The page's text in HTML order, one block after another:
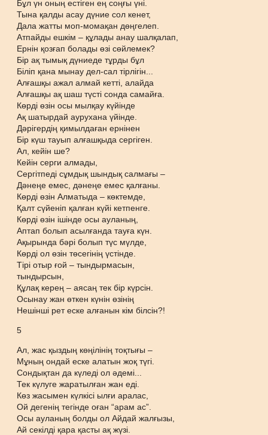
Бұл үн оның естіген ең соңғы үні.
Тына қалды асау дүние сол кенет,
Дала жатты моп-момақан дөңгелеп.
Атпайды ешкім – құлады анау шалқалап,
Ернін қозғап болады өзі сөйлемек?
Бір ақ тымық дүниеде тұрды бұл
Біліп қана мынау дел-сал тірлігін...
Алғашқы ажал алмай кетті, алайда
Алғашқы ақ шаш түсті сонда самайға.
Көрді өзін осы мылқау күйінде
Ақ шатырдай аурухана үйінде.
Дәрігердің қимылдаған ернінен
Бір күш тауып алғашқыда сергіген.
Ал, кейін ше?
Кейін серги алмады,
Сергітпеді сұмдық шындық салмағы –
Дәнеңе емес, дәнеңе емес қалғаны.
Көрді өзін Алматыда – көктемде,
Қалт сүйеніп қалған күйі кетпенге.
Көрді өзін ішінде осы ауланың,
Аптап болып асылғанда тауға күн.
Ақырында бәрі болып түс мүлде,
Көрді ол өзін төсегінің үстінде.
Тірі отыр ғой – тындырмасын,
тындырсын,
Құлақ керең – аясаң тек бір күрсін.
Осынау жан өткен күнін өзінің
Нешінші рет еске алғанын кім білсін?!
5
Ал, жас қыздың көңілінің тоқтығы –
Мұның ондай еске алатын жоқ түгі.
Сондықтан да күледі ол әдемі...
Тек күлуге жаратылған жан еді.
Көз жасымен күлкісі ылғи аралас,
Ой дегенің тегінде оған “арам ас”.
Осы ауланың болды ол Айдай жалғызы,
Ай секілді қара қасты ақ жүзі.